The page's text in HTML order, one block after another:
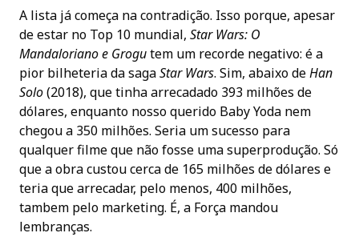
A lista já começa na contradição. Isso porque, apesar
de estar no Top 10 mundial, Star Wars: O
Mandaloriano e Grogutem um recorde negativo: é a
pior bilheteria da sagaStar Wars. Sim, abaixo deHan
Solo(2018), que tinha arrecadado 393 milhões de
dólares, enquanto nosso querido Baby Yoda nem
chegou a 350 milhões. Seria um sucesso para
qualquer filme que não fosse uma superprodução. Só
que a obra custou cerca de 165 milhões de dólares e
teria que arrecadar, pelo menos, 400 milhões,
tambem pelo marketing. É, a Força mandou
lembranças.